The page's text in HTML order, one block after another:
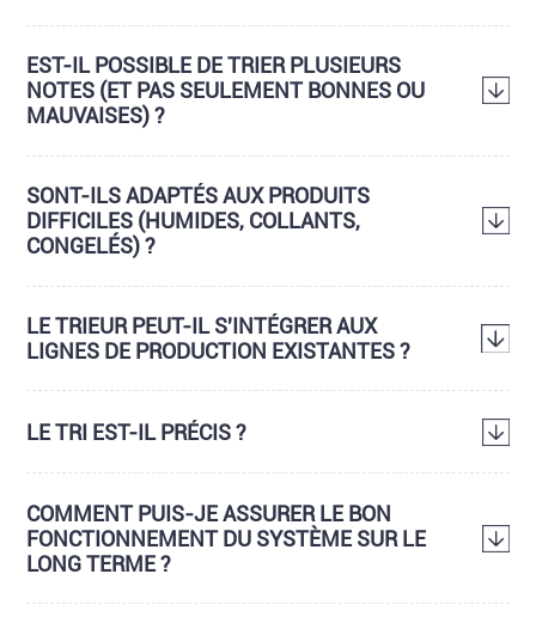
EST-IL POSSIBLE DE TRIER PLUSIEURS
NOTES (ET PAS SEULEMENT BONNES OU
MAUVAISES) ?
SONT-ILS ADAPTÉS AUX PRODUITS
DIFFICILES (HUMIDES, COLLANTS,
CONGELÉS) ?
LE TRIEUR PEUT-IL S'INTÉGRER AUX
LIGNES DE PRODUCTION EXISTANTES ?
LE TRI EST-IL PRÉCIS ?
COMMENT PUIS-JE ASSURER LE BON
FONCTIONNEMENT DU SYSTÈME SUR LE
LONG TERME ?